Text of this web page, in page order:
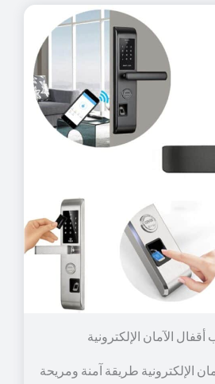
الإلكترونية طريقة آمنة ومريحة